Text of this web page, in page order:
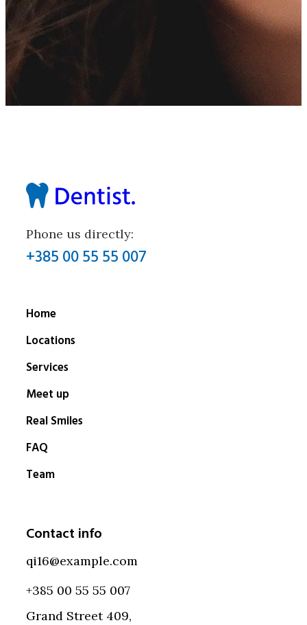
Phone us directly:
+385 00 55 55 007
Home
Locations
Services
Meet up
Real Smiles
FAQ
Team
Contact info
qi16@example.com
+385 00 55 55 007
Grand Street 409,